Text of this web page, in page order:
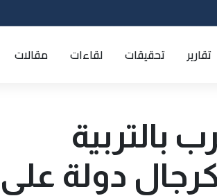
تقارير تحقيقات لقاءات مقالات
بالتربية
دولة على